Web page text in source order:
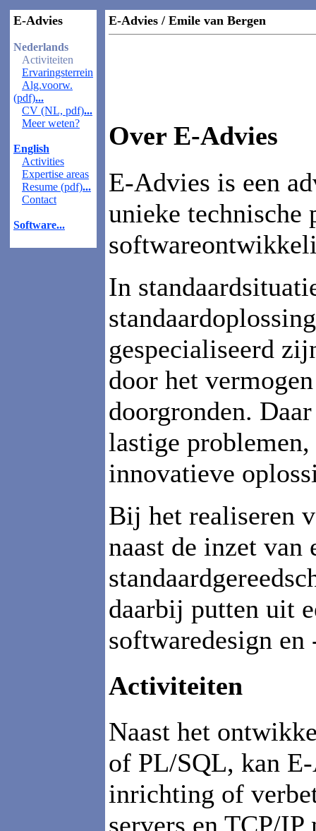
E-Advies
Nederlands
Activiteiten
Ervaringsterrein
Alg.voorw.
(pdf)...
CV (NL, pdf)...
Meer weten?
English
Activities
Expertise areas
Resume (pdf)...
Contact
Software...
E-Advies / Emile van Bergen
Over E-Advies
E-Advies is een
unieke technische
In
gespecialiseerd
door het
doorgronden.
lastige problemen,
innovatieve
Bij het realiseren
naast de inzet van
daarbij putten uit
softwaredesign
Activiteiten
Naast het
of PL/SQL, kan
inrichting of
servers en TCP/IP